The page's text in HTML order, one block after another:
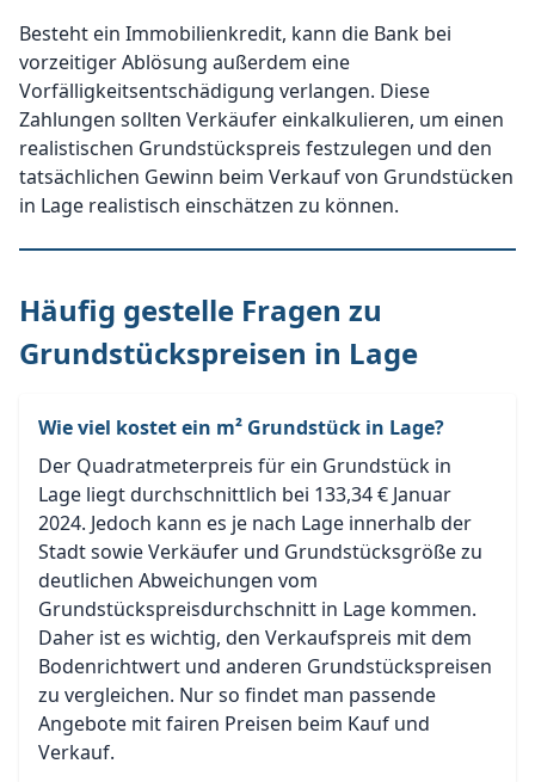
Besteht ein Immobilienkredit, kann die Bank bei
vorzeitiger Ablösung außerdem eine
Vorfälligkeitsentschädigung verlangen. Diese
Zahlungen sollten Verkäufer einkalkulieren, um einen
realistischen Grundstückspreis festzulegen und den
tatsächlichen Gewinn beim Verkauf von Grundstücken
in Lage realistisch einschätzen zu können.
Häufig gestelle Fragen zu
Grundstückspreisen in Lage
Wie viel kostet ein m² Grundstück in Lage?
Der Quadratmeterpreis für ein Grundstück in
Lage liegt durchschnittlich bei 133,34 € Januar
2024. Jedoch kann es je nach Lage innerhalb der
Stadt sowie Verkäufer und Grundstücksgröße zu
deutlichen Abweichungen vom
Grundstückspreisdurchschnitt in Lage kommen.
Daher ist es wichtig, den Verkaufspreis mit dem
Bodenrichtwert und anderen Grundstückspreisen
zu vergleichen. Nur so findet man passende
Angebote mit fairen Preisen beim Kauf und
Verkauf.